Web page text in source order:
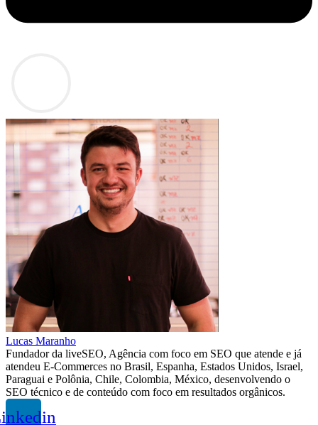
Lucas Maranho
Fundador da liveSEO, Agência com foco em SEO que atende e já
atendeu E-Commerces no Brasil, Espanha, Estados Unidos, Israel,
Paraguai e Polônia, Chile, Colombia, México, desenvolvendo o
SEO técnico e de conteúdo com foco em resultados orgânicos.